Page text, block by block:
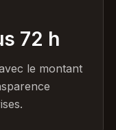
72 h
le montant